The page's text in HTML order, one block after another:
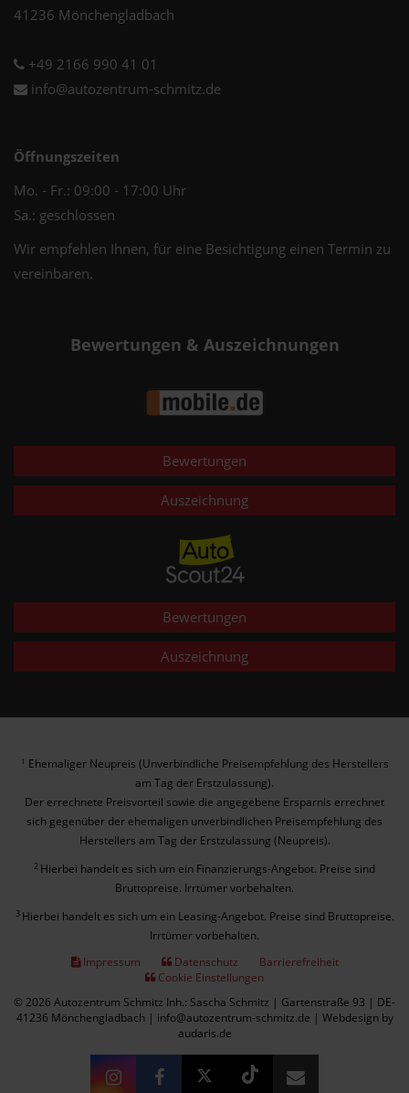
41236 Mönchengladbach
+49 2166 990 41 01
info@autozentrum-schmitz.de
Öffnungszeiten
Mo. - Fr.: 09:00 - 17:00 Uhr
Sa.: geschlossen
Wir empfehlen Ihnen, für eine Besichtigung einen Termin zu
vereinbaren.
Bewertungen & Auszeichnungen
Bewertungen
Auszeichnung
Bewertungen
Auszeichnung
1 Ehemaliger Neupreis (Unverbindliche Preisempfehlung des Herstellers
am Tag der Erstzulassung).
Der errechnete Preisvorteil sowie die angegebene Ersparnis errechnet
sich gegenüber der ehemaligen unverbindlichen Preisempfehlung des
Herstellers am Tag der Erstzulassung (Neupreis).
2 Hierbei handelt es sich um ein Finanzierungs-Angebot. Preise sind
Bruttopreise. Irrtümer vorbehalten.
3 Hierbei handelt es sich um ein Leasing-Angebot. Preise sind Bruttopreise.
Irrtümer vorbehalten.
Impressum
Datenschutz
Barrierefreiheit
Cookie Einstellungen
© 2026 Autozentrum Schmitz Inh.: Sascha Schmitz | Gartenstraße 93 | DE-
41236 Mönchengladbach | info@autozentrum-schmitz.de | Webdesign by
audaris.de